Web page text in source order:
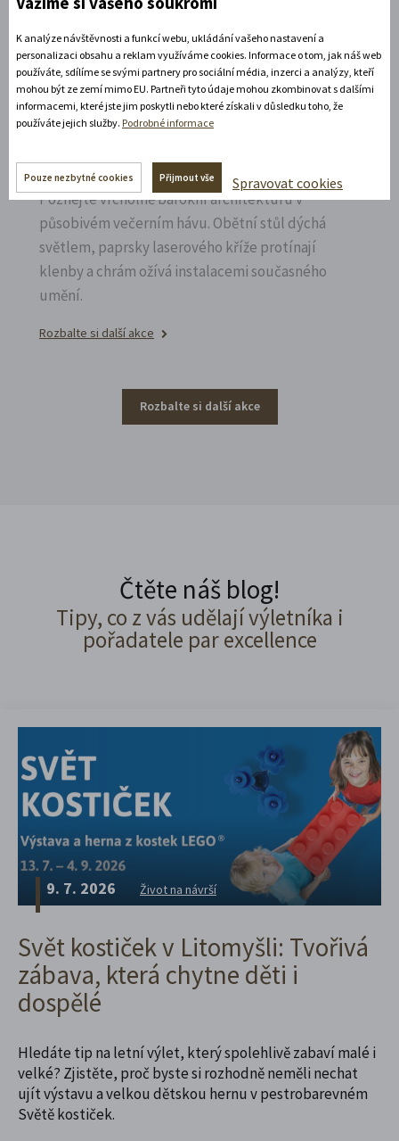
Rozbalte si další akce
7. 8. 2026
Noční prohlídka piaristického chrámu
Poznejte vrcholně barokní architekturu v
působivém večerním hávu. Obětní stůl dýchá
světlem, paprsky laserového kříže protínají
klenby a chrám ožívá instalacemi současného
umění.
Rozbalte si další akce
Rozbalte si další akce
Čtěte náš blog!
Tipy, co z vás udělají výletníka i
pořadatele par excellence
9. 7. 2026 Život na návrší
Svět kostiček v Litomyšli: Tvořivá
zábava, která chytne děti i
dospělé
Hledáte tip na letní výlet, který spolehlivě zabaví malé i
velké? Zjistěte, proč byste si rozhodně neměli nechat
ujít výstavu a velkou dětskou hernu v pestrobarevném
Světě kostiček.
K analýze návštěvnosti a funkcí webu, ukládání vašeho nastavení a
personalizaci obsahu a reklam využíváme cookies. Informace o tom, jak náš web
používáte, sdílíme se svými partnery pro sociální média, inzerci a analýzy, kteří
mohou být ze zemí mimo EU. Partneři tyto údaje mohou zkombinovat s dalšími
informacemi, které jste jim poskytli nebo které získali v důsledku toho, že
používáte jejich služby. Podrobné informace
Pouze nezbytné cookies Přijmout vše Spravovat cookies